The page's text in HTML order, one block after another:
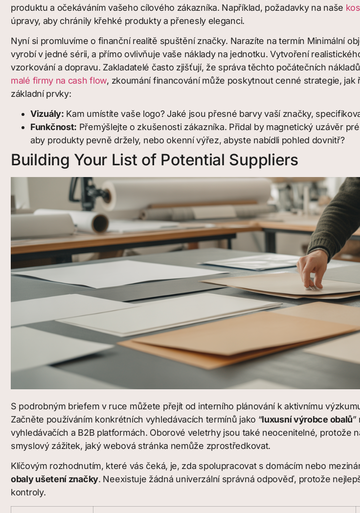
produktu a očekáváním vašeho cílového zákazníka. Například, požadavky na naše
úpravy, aby chránily křehké produkty a přenesly eleganci.
Nyní si promluvíme o finanční realitě spuštění značky. Narazíte na termín Minimální
vyrobí v jedné sérii, a přímo ovlivňuje vaše náklady na jednotku. Vytvoření
vzorkování a dopravu. Zakladatelé často zjišťují, že správa těchto počátečních
malé firmy na cash flow, zkoumání financování může poskytnout cenné strategie,
základní prvky:
Vizuály: Kam umístíte vaše logo? Jaké jsou přesné barvy vaší značky,
Funkčnost: Přemýšlejte o zkušenosti zákazníka. Přidal by magnetický uzávěr
aby produkty pevně držely, nebo okenní výřez, abyste nabídli pohled dovnitř?
Building Your List of Potential Suppliers
S podrobným briefem v ruce můžete přejít od interního plánování k aktivnímu
Začněte používáním konkrétních vyhledávacích termínů jako “luxusní výrobce obalů”
vyhledávačích a B2B platformách. Oborové veletrhy jsou také neocenitelné, protože
smyslový zážitek, jaký webová stránka nemůže zprostředkovat.
Klíčovým rozhodnutím, které vás čeká, je, zda spolupracovat s domácím nebo
obaly ušetení značky. Neexistuje žádná univerzální správná odpověď, protože
kontroly.